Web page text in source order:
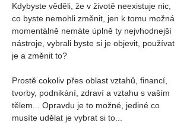
Kdybyste věděli, že v životě neexistuje nic,
co byste nemohli změnit, jen k tomu možná
momentálně nemáte úplně ty nejvhodnejší
nástroje, vybrali byste si je objevit, používat
je a změnit to?
Prostě cokoliv přes oblast vztahů, financí,
tvorby, podnikání, zdraví a vztahu s vaším
tělem... Opravdu je to možné, jediné co
musíte udělat je vybrat si to...